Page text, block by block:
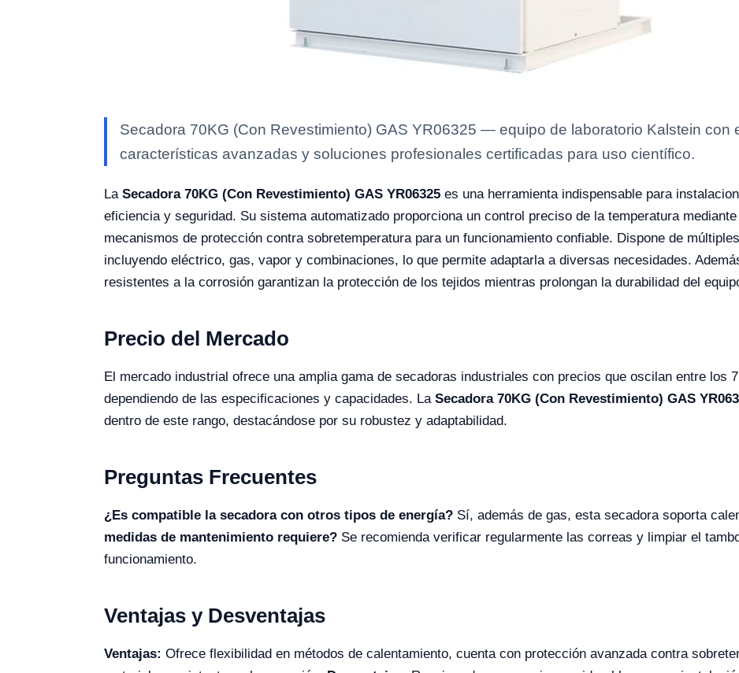
Secadora 70KG (Con Revestimiento) GAS YR06325 — equipo de laboratorio Kalstein con
características avanzadas y soluciones profesionales certificadas para uso científico.
La Secadora 70KG (Con Revestimiento) GAS YR06325 es una herramienta indispensable para
eficiencia y seguridad. Su sistema automatizado proporciona un control preciso de la temperatura
mecanismos de protección contra sobretemperatura para un funcionamiento confiable. Dispone de
incluyendo eléctrico, gas, vapor y combinaciones, lo que permite adaptarla a diversas necesidades.
resistentes a la corrosión garantizan la protección de los tejidos mientras prolongan la durabilidad del
Precio del Mercado
El mercado industrial ofrece una amplia gama de secadoras industriales con precios que oscilan entre los
dependiendo de las especificaciones y capacidades. La Secadora 70KG (Con Revestimiento) GAS
dentro de este rango, destacándose por su robustez y adaptabilidad.
Preguntas Frecuentes
¿Es compatible la secadora con otros tipos de energía? Sí, además de gas, esta secadora soporta
medidas de mantenimiento requiere? Se recomienda verificar regularmente las correas y limpiar el
funcionamiento.
Ventajas y Desventajas
Ventajas: Ofrece flexibilidad en métodos de calentamiento, cuenta con protección avanzada contra